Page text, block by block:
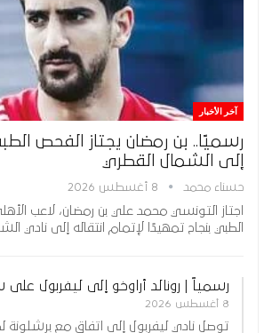
آخر الأخبار
رسميًا.. بن رمضان يجتاز الفحص
إلى الشمال القطري
حسناء محمد 8 أغسطس 2026
اجتاز التونسي محمد علي بن رمضان، لاعب
الطبي بنجاح تمهيدًا لإتمام انتقاله إلى نادي
رسمياً | رونالد أراوخو إلى ليفربول على
8 أغسطس 2026
توصل نادي ليفربول إلى اتفاق مع برشلونة